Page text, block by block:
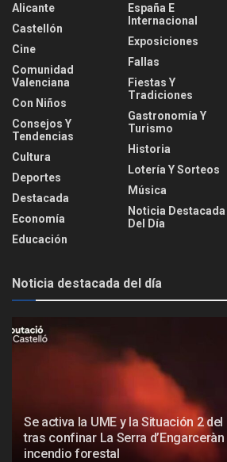
Alicante
Castellón
Cine
Comunidad
Valenciana
Con Niños
Consejos Y
Tendencias
Cultura
Deportes
Destacada
Economía
Educación
España E
Internacional
Exposiciones
Fallas
Fiestas Y
Tradiciones
Gastronomía Y
Turismo
Historia
Lotería Y Sorteos
Música
Noticia Destacada
Del Día
Noticia destacada del día
Se activa la UME y la Situación 2
tras confinar La Serra
incendio forestal